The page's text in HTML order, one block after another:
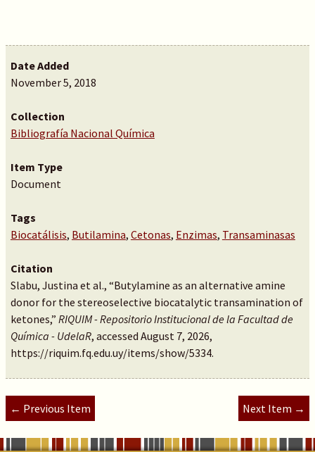
Date Added
November 5, 2018
Collection
Bibliografía Nacional Química
Item Type
Document
Tags
Biocatálisis, Butilamina, Cetonas, Enzimas, Transaminasas
Citation
Slabu, Justina et al., “Butylamine as an alternative amine
donor for the stereoselective biocatalytic transamination of
ketones,” RIQUIM - Repositorio Institucional de la Facultad de
Química - UdelaR, accessed August 7, 2026,
https://riquim.fq.edu.uy/items/show/5334.
← Previous Item Next Item →